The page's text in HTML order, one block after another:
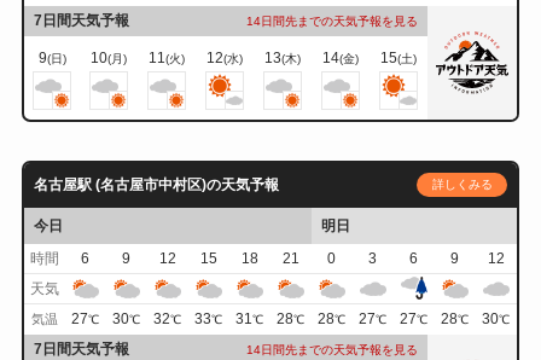
7日間天気予報 14日間先までの天気予報を見る
9(日) 10(月) 11 (火) 12(水) 13(木) 14(金) 15(土)
名古屋駅 (名古屋市中村区)の天気予報 詳しくみる
今日
明日
時間
6 9 12 15 18 21 0 3 6 9
12
天気
気温 27℃ 30℃ 32℃ 33℃ 31℃ 28℃ 28℃ 27℃ 27℃ 28℃ 30℃
7日間天気予報 14日間先までの天気予報を見る